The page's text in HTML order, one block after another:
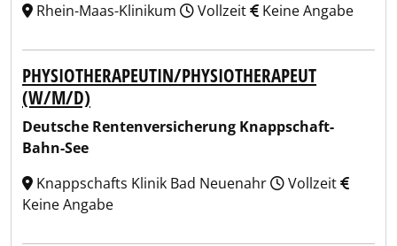
Rhein-Maas-Klinikum
Vollzeit Keine Angabe
PHYSIOTHERAPEUTIN/PHYSIOTHERAPEUT
(W/M/D)
Deutsche Rentenversicherung Knappschaft-
Bahn-See
Knappschafts Klinik Bad Neuenahr
Vollzeit
Keine Angabe